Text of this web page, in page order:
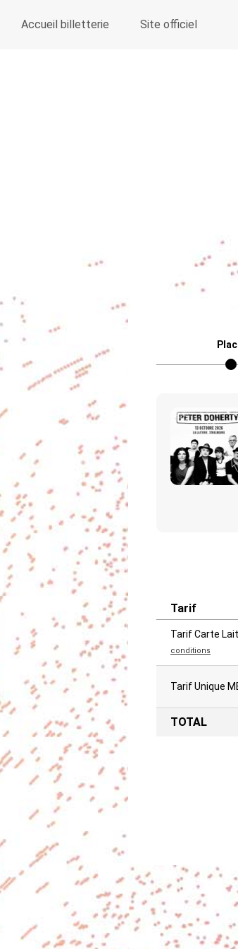
Accueil billetterie Site officiel
Tarif
Tarif Carte
conditions
Tarif Unique
TOTAL